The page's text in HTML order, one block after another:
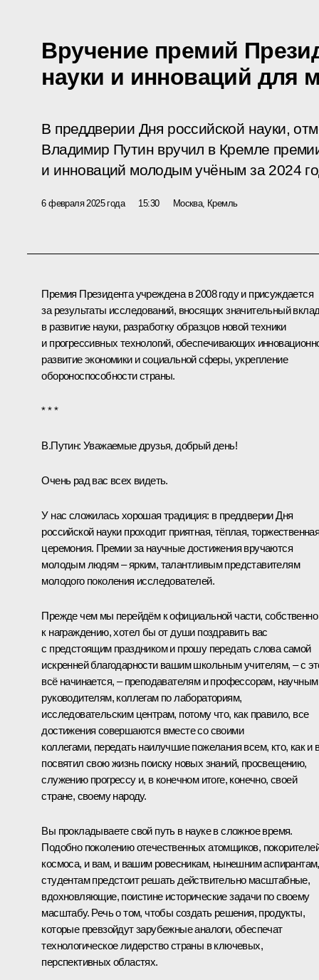
Вручение премий
науки и инноваций для
В преддверии Дня российской науки,
Владимир Путин вручил в Кремле
и инноваций молодым учёным за 2024
6 февраля 2025 года 15:30 Москва, Кремль
Премия Президента учреждена в 2008 году и присуждается
за результаты исследований, вносящих значительный
в развитие науки, разработку образцов новой техники
и прогрессивных технологий, обеспечивающих
развитие экономики и социальной сферы, укрепление
обороноспособности страны.
* * *
В.Путин: Уважаемые друзья, добрый день!
Очень рад вас всех видеть.
У нас сложилась хорошая традиция: в преддверии Дня
российской науки проходит приятная, тёплая,
церемония. Премии за научные достижения вручаются
молодым людям – ярким, талантливым представителям
молодого поколения исследователей.
Прежде чем мы перейдём к официальной части, собственно
к награждению, хотел бы от души поздравить вас
с предстоящим праздником и прошу передать слова самой
искренней благодарности вашим школьным учителям, – с
всё начинается, – преподавателям и профессорам, научным
руководителям, коллегам по лабораториям,
исследовательским центрам, потому что, как правило, все
достижения совершаются вместе со своими
коллегами, передать наилучшие пожелания всем, кто, как и
посвятил свою жизнь поиску новых знаний, просвещению,
служению прогрессу и, в конечном итоге, конечно, своей
стране, своему народу.
Вы прокладываете свой путь в науке в сложное время.
Подобно поколению отечественных атомщиков,
космоса, и вам, и вашим ровесникам, нынешним аспирантам,
студентам предстоит решать действительно масштабные,
вдохновляющие, поистине исторические задачи по своему
масштабу. Речь о том, чтобы создать решения, продукты,
которые превзойдут зарубежные аналоги, обеспечат
технологическое лидерство страны в ключевых,
перспективных областях.